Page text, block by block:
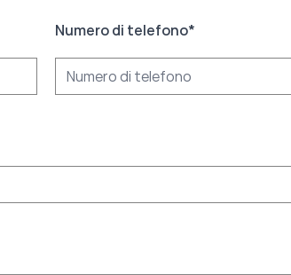
Numero di telefono*